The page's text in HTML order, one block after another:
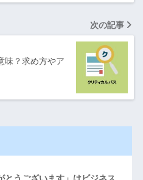
次の記事
味？求め方やア